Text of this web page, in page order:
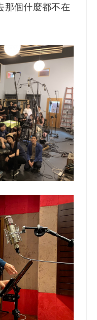
那個什麼都不在